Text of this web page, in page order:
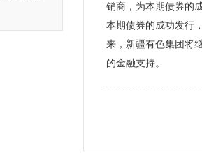
销商，为本期债券的
本期债券的成功发行
来，新疆有色集团将
的金融支持。